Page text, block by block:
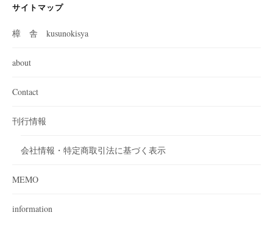
サイトマップ
樟 舎 kusunokisya
about
Contact
刊行情報
会社情報・特定商取引法に基づく表示
MEMO
information